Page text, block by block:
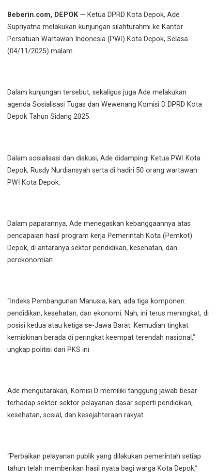
Beberin.com, DEPOK — Ketua DPRD Kota Depok, Ade
Supriyatna melakukan kunjungan silahturahmi ke Kantor
Persatuan Wartawan Indonesia (PWI) Kota Depok, Selasa
(04/11/2025) malam.
Dalam kunjungan tersebut, sekaligus juga Ade melakukan
agenda Sosialisasi Tugas dan Wewenang Komisi D DPRD Kota
Depok Tahun Sidang 2025.
Dalam sosialisasi dan diskusi, Ade didampingi Ketua PWI Kota
Depok, Rusdy Nurdiansyah serta di hadiri 50 orang wartawan
PWI Kota Depok.
Dalam paparannya, Ade menegaskan kebanggaannya atas
pencapaian hasil program kerja Pemerintah Kota (Pemkot)
Depok, di antaranya sektor pendidikan, kesehatan, dan
perekonomian.
“Indeks Pembangunan Manusia, kan, ada tiga komponen:
pendidikan, kesehatan, dan ekonomi. Nah, ini terus meningkat, di
posisi kedua atau ketiga se-Jawa Barat. Kemudian tingkat
kemiskinan berada di peringkat keempat terendah nasional,”
ungkap politisi dari PKS ini.
Ade mengutarakan, Komisi D memiliki tanggung jawab besar
terhadap sektor-sektor pelayanan dasar seperti pendidikan,
kesehatan, sosial, dan kesejahteraan rakyat.
“Perbaikan pelayanan publik yang dilakukan pemerintah setiap
tahun telah memberikan hasil nyata bagi warga Kota Depok,”